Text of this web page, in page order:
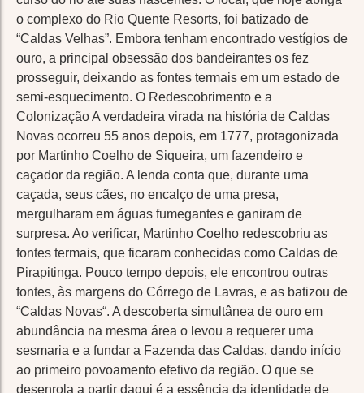
o complexo do Rio Quente Resorts, foi batizado de
“Caldas Velhas”. Embora tenham encontrado vestígios de
ouro, a principal obsessão dos bandeirantes os fez
prosseguir, deixando as fontes termais em um estado de
semi-esquecimento. O Redescobrimento e a
Colonização A verdadeira virada na história de Caldas
Novas ocorreu 55 anos depois, em 1777, protagonizada
por Martinho Coelho de Siqueira, um fazendeiro e
caçador da região. A lenda conta que, durante uma
caçada, seus cães, no encalço de uma presa,
mergulharam em águas fumegantes e ganiram de
surpresa. Ao verificar, Martinho Coelho redescobriu as
fontes termais, que ficaram conhecidas como Caldas de
Pirapitinga. Pouco tempo depois, ele encontrou outras
fontes, às margens do Córrego de Lavras, e as batizou de
“Caldas Novas“. A descoberta simultânea de ouro em
abundância na mesma área o levou a requerer uma
sesmaria e a fundar a Fazenda das Caldas, dando início
ao primeiro povoamento efetivo da região. O que se
desenrola a partir daqui é a essência da identidade de